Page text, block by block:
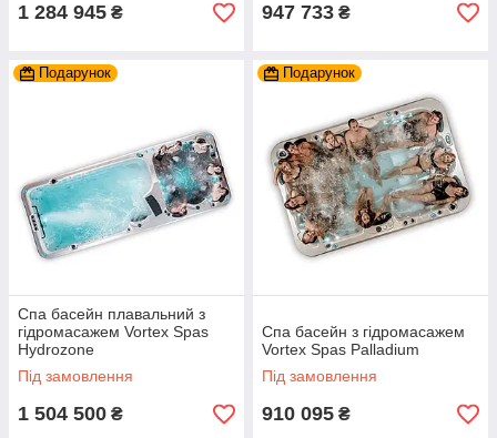
1 284 945 ₴ 947 733 ₴
Подарунок
Спа басейн плавальний з
гідромасажем Vortex Spas
Hydrozone
Під замовлення
1 504 500 ₴
Подарунок
Спа басейн з гідромасажем
Vortex Spas Palladium
Під замовлення
910 095 ₴